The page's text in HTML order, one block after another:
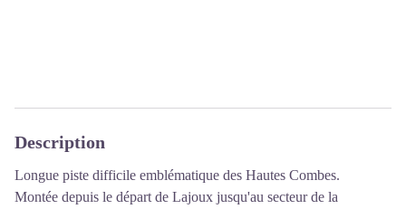
Description
Longue piste difficile emblématique des Hautes Combes.
Montée depuis le départ de Lajoux jusqu'au secteur de la